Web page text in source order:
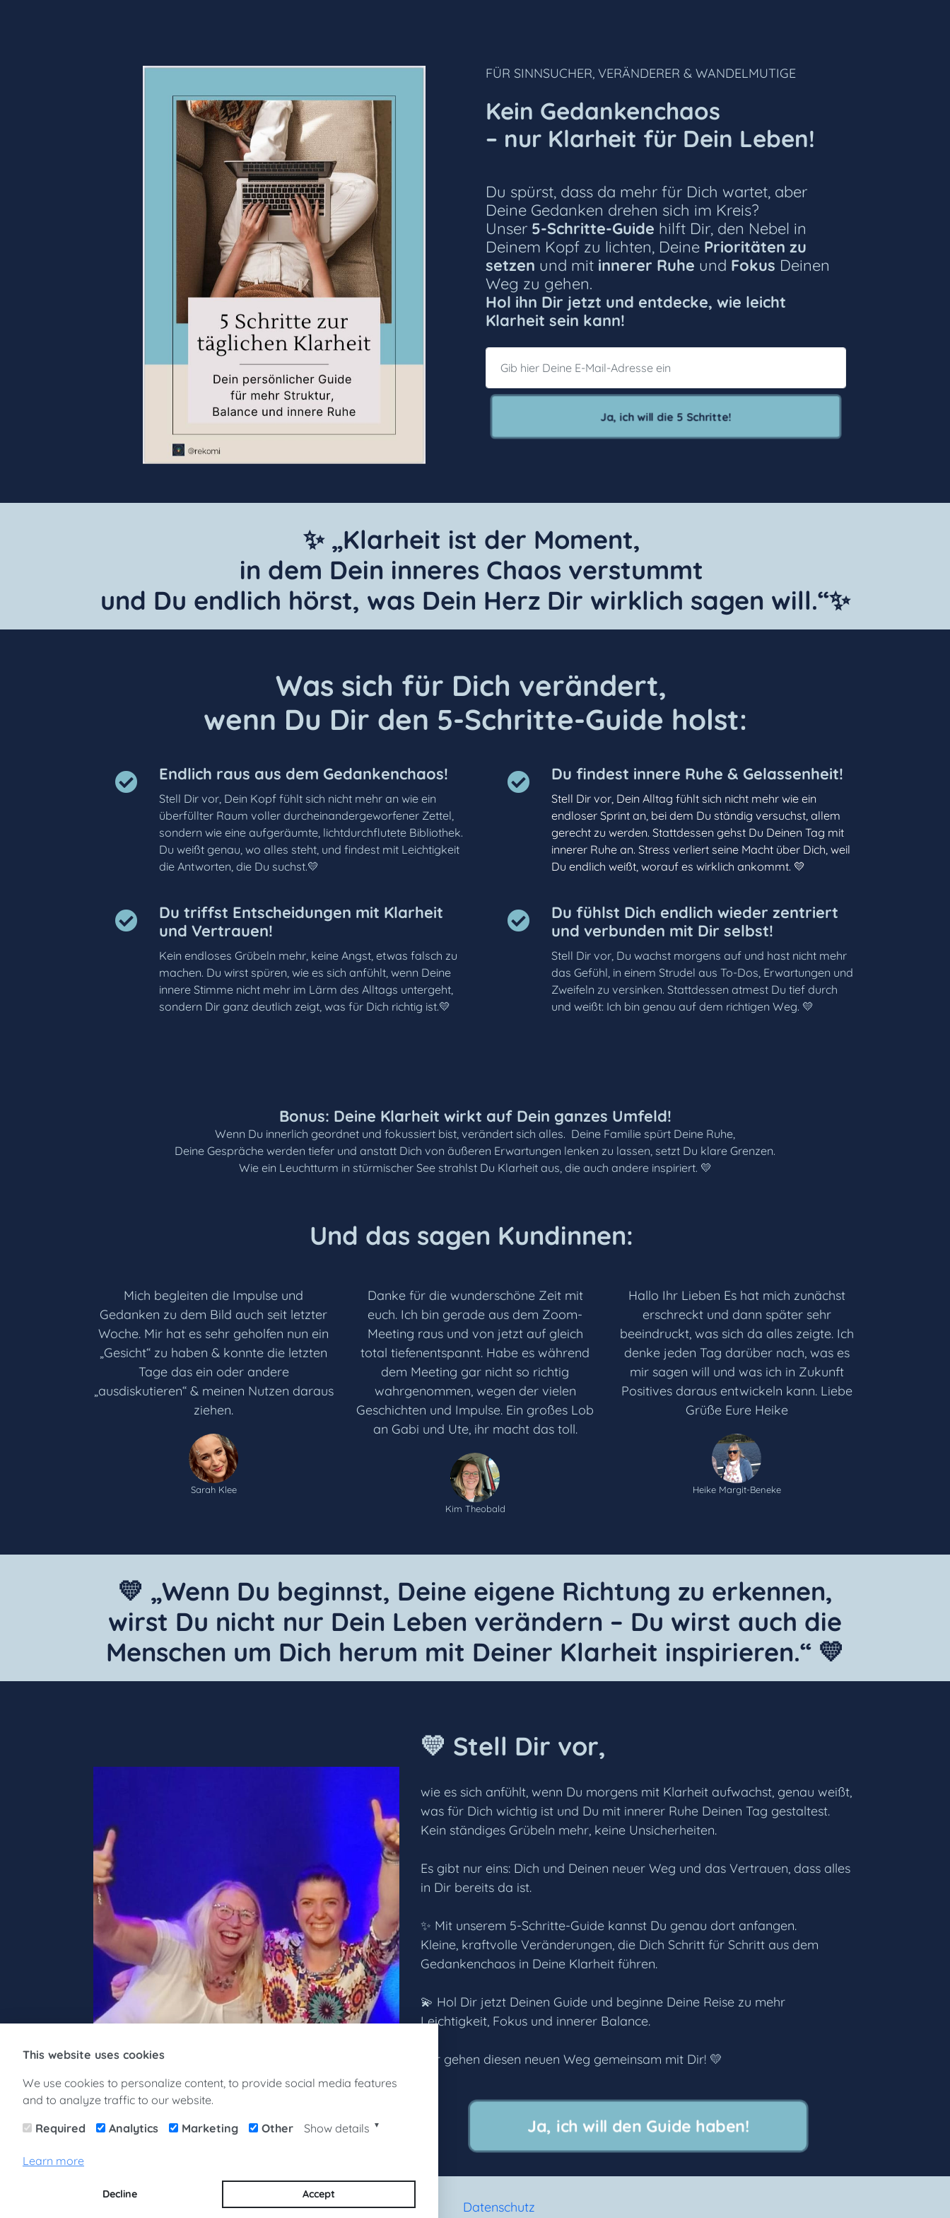
This website uses cookies
We use cookies to personalize content, to provide social media features
and to analyze traffic to our website.
Required Analytics Marketing Other Show details ▼
Learn more
Decline Accept
FÜR SINNSUCHER, VERÄNDERER & WANDELMUTIGE
Kein Gedankenchaos
– nur Klarheit für Dein Leben!
Du spürst, dass da mehr für Dich wartet, aber
Deine Gedanken drehen sich im Kreis?
Unser 5-Schritte-Guide hilft Dir, den Nebel in
Deinem Kopf zu lichten, Deine Prioritäten zu
setzen und mit innerer Ruhe und Fokus Deinen
Weg zu gehen.
Hol ihn Dir jetzt und entdecke, wie leicht
Klarheit sein kann!
Ja, ich will die 5 Schritte!
✨ „Klarheit ist der Moment,
in dem Dein inneres Chaos verstummt
und Du endlich hörst, was Dein Herz Dir wirklich sagen will.“✨
Was sich für Dich verändert,
wenn Du Dir den 5-Schritte-Guide holst:
Endlich raus aus dem Gedankenchaos!
Stell Dir vor, Dein Kopf fühlt sich nicht mehr an wie ein
überfüllter Raum voller durcheinandergeworfener Zettel,
sondern wie eine aufgeräumte, lichtdurchflutete Bibliothek.
Du weißt genau, wo alles steht, und findest mit Leichtigkeit
die Antworten, die Du suchst.💛
Du findest innere Ruhe & Gelassenheit!
Stell Dir vor, Dein Alltag fühlt sich nicht mehr wie ein
endloser Sprint an, bei dem Du ständig versuchst, allem
gerecht zu werden. Stattdessen gehst Du Deinen Tag mit
innerer Ruhe an. Stress verliert seine Macht über Dich, weil
Du endlich weißt, worauf es wirklich ankommt. 💛
Du triffst Entscheidungen mit Klarheit
und Vertrauen!
Kein endloses Grübeln mehr, keine Angst, etwas falsch zu
machen. Du wirst spüren, wie es sich anfühlt, wenn Deine
innere Stimme nicht mehr im Lärm des Alltags untergeht,
sondern Dir ganz deutlich zeigt, was für Dich richtig ist.💛
Du fühlst Dich endlich wieder zentriert
und verbunden mit Dir selbst!
Stell Dir vor, Du wachst morgens auf und hast nicht mehr
das Gefühl, in einem Strudel aus To-Dos, Erwartungen und
Zweifeln zu versinken. Stattdessen atmest Du tief durch
und weißt: Ich bin genau auf dem richtigen Weg. 💛
Bonus: Deine Klarheit wirkt auf Dein ganzes Umfeld!
Wenn Du innerlich geordnet und fokussiert bist, verändert sich alles. Deine Familie spürt Deine Ruhe,
Deine Gespräche werden tiefer und anstatt Dich von äußeren Erwartungen lenken zu lassen, setzt Du klare Grenzen.
Wie ein Leuchtturm in stürmischer See strahlst Du Klarheit aus, die auch andere inspiriert. 💛
Und das sagen Kundinnen:
Mich begleiten die Impulse und
Gedanken zu dem Bild auch seit letzter
Woche. Mir hat es sehr geholfen nun ein
„Gesicht“ zu haben & konnte die letzten
Tage das ein oder andere
„ausdiskutieren“ & meinen Nutzen daraus
ziehen.
Sarah Klee
Danke für die wunderschöne Zeit mit
euch. Ich bin gerade aus dem Zoom-
Meeting raus und von jetzt auf gleich
total tiefenentspannt. Habe es während
dem Meeting gar nicht so richtig
wahrgenommen, wegen der vielen
Geschichten und Impulse. Ein großes Lob
an Gabi und Ute, ihr macht das toll.
Kim Theobald
Hallo Ihr Lieben Es hat mich zunächst
erschreckt und dann später sehr
beeindruckt, was sich da alles zeigte. Ich
denke jeden Tag darüber nach, was es
mir sagen will und was ich in Zukunft
Positives daraus entwickeln kann. Liebe
Grüße Eure Heike
Heike Margit-Beneke
💛 „Wenn Du beginnst, Deine eigene Richtung zu erkennen,
wirst Du nicht nur Dein Leben verändern – Du wirst auch die
Menschen um Dich herum mit Deiner Klarheit inspirieren.“ 💛
💛 Stell Dir vor,
wie es sich anfühlt, wenn Du morgens mit Klarheit aufwachst, genau weißt,
was für Dich wichtig ist und Du mit innerer Ruhe Deinen Tag gestaltest.
Kein ständiges Grübeln mehr, keine Unsicherheiten.
Es gibt nur eins: Dich und Deinen neuer Weg und das Vertrauen, dass alles
in Dir bereits da ist.
✨ Mit unserem 5-Schritte-Guide kannst Du genau dort anfangen.
Kleine, kraftvolle Veränderungen, die Dich Schritt für Schritt aus dem
Gedankenchaos in Deine Klarheit führen.
💫 Hol Dir jetzt Deinen Guide und beginne Deine Reise zu mehr
Leichtigkeit, Fokus und innerer Balance.
Wir gehen diesen neuen Weg gemeinsam mit Dir! 💛
Ja, ich will den Guide haben!
Impressum Datenschutz